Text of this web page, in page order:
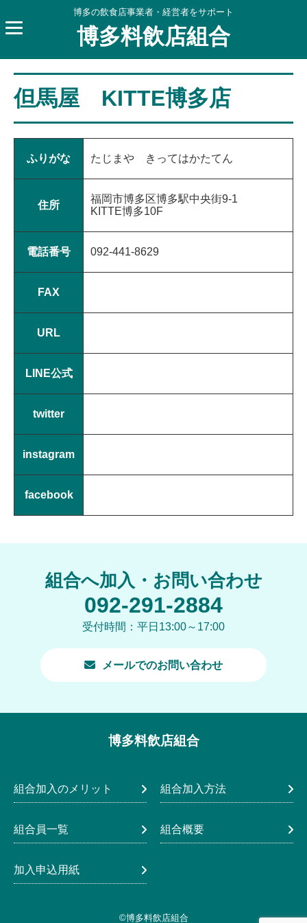
博多の飲食店事業者・経営者をサポート
博多料飲店組合
但馬屋 KITTE博多店
ふりがな たじまや きってはかたてん
住所
福岡市博多区博多駅中央街9-1
KITTE博多10F
電話番号 092-441-8629
FAX
URL
LINE公式
twitter
instagram
facebook
組合へ加入・お問い合わせ
092-291-2884
受付時間：平日13:00～17:00
メールでのお問い合わせ
博多料飲店組合
組合加入のメリット 組合加入方法
組合員一覧 組合概要
加入申込用紙
©博多料飲店組合